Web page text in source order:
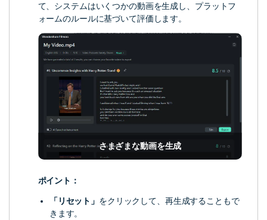
て、システムはいくつかの動画を生成し、プラットフ
ォームのルールに基づいて評価します。
さまざまな動画を生成
ポイント：
「リセット」 をクリックして、再生成することもで
きます。